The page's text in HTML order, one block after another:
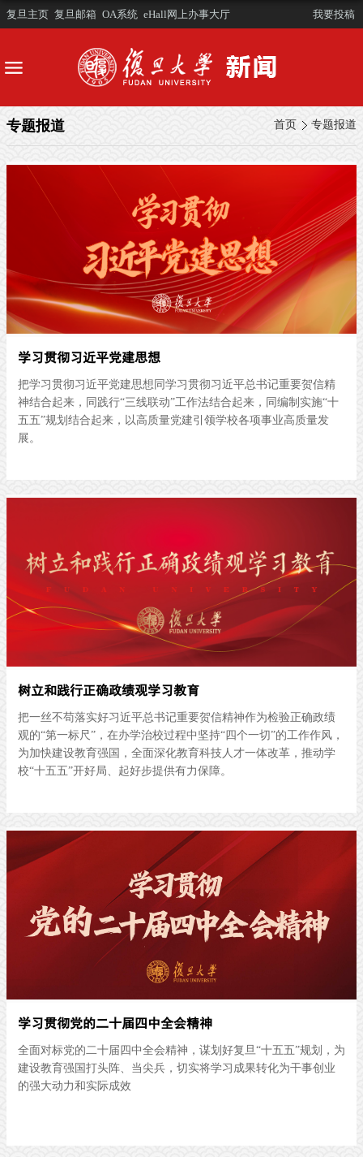
复旦主页 复旦邮箱 OA系统 eHall网上办事大厅 我要投稿
首页 专题报道
专题报道
学习贯彻习近平党建思想
把学习贯彻习近平党建思想同学习贯彻习近平总书记重要贺信精
神结合起来，同践行“三线联动”工作法结合起来，同编制实施“十
五五”规划结合起来，以高质量党建引领学校各项事业高质量发
展。
树立和践行正确政绩观学习教育
把一丝不苟落实好习近平总书记重要贺信精神作为检验正确政绩
观的“第一标尺”，在办学治校过程中坚持“四个一切”的工作作风，
为加快建设教育强国，全面深化教育科技人才一体改革，推动学
校“十五五”开好局、起好步提供有力保障。
学习贯彻党的二十届四中全会精神
全面对标党的二十届四中全会精神，谋划好复旦“十五五”规划，为
建设教育强国打头阵、当尖兵，切实将学习成果转化为干事创业
的强大动力和实际成效